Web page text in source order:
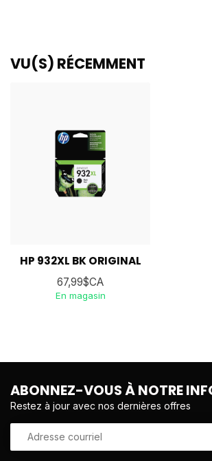
VU(S) RÉCEMMENT
HP 932XL BK ORIGINAL
67,99$CA
En magasin
ABONNEZ-VOUS À NOTRE
Restez à jour avec nos dernières offres